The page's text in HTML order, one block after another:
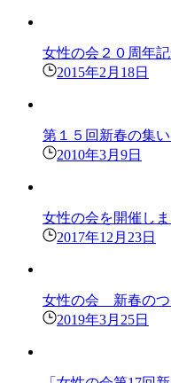
女性の会２０周年
2015年2月18日
第１５回新春の集い
2010年3月9日
女性の会を開催しま
2017年12月23日
女性の会 新春のつ
2019年3月25日